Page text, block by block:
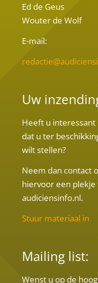
Ed de Geus
Wouter de Wolf
E-mail:
Uw
Heeft u
dat u ter
wilt stellen?
Neem dan contact
hiervoor een
audiciensinfo.nl.
Stuur materiaal in
Mailing list:
Wenst u op de